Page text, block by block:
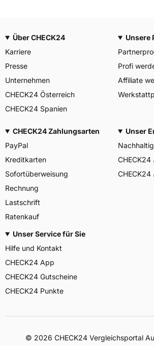
Über CHECK24
Karriere
Presse
Unternehmen
CHECK24 Österreich
CHECK24 Spanien
Unsere
Profi
Affiliate
CHECK24 Zahlungsarten
PayPal
Kreditkarten
Sofortüberweisung
Rechnung
Lastschrift
Ratenkauf
Unser
CHECK24
CHECK24
Unser Service für Sie
Hilfe und Kontakt
CHECK24 App
CHECK24 Gutscheine
CHECK24 Punkte
© 2026 CHECK24 Vergleichsportal